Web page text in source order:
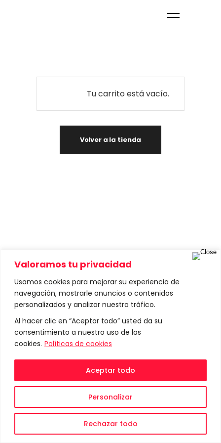
Valoramos tu privacidad
Usamos cookies para mejorar su experiencia de
navegación, mostrarle anuncios o contenidos
personalizados y analizar nuestro tráfico.
Al hacer clic en “Aceptar todo” usted da su
consentimiento a nuestro uso de las
cookies. Políticas de cookies
Personalizar
Rechazar todo
Aceptar todo
Tu carrito está vacío.
Volver a la tienda